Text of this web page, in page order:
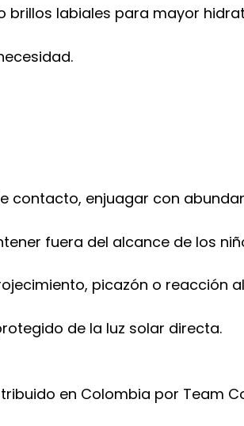
brillos labiales para mayor
contacto, enjuagar con
fuera del alcance de los
picazón o reacción
de la luz solar directa.
en Colombia por Team